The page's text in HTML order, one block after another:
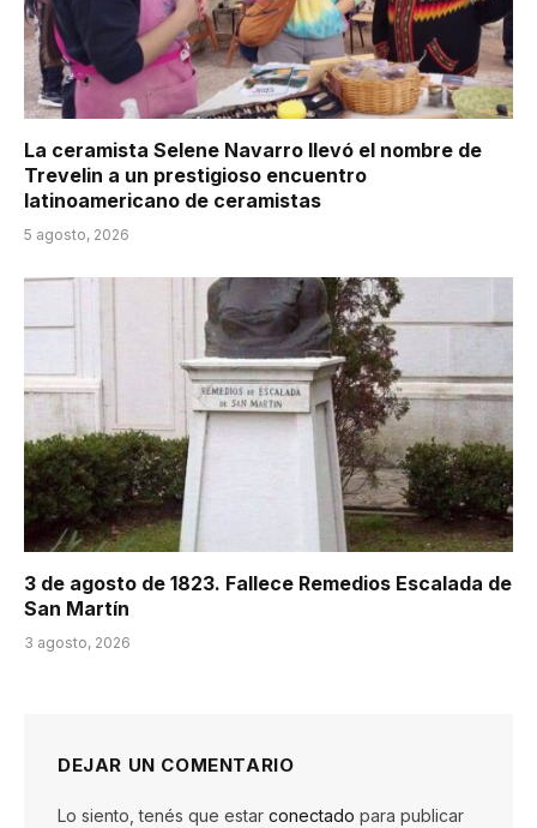
La ceramista Selene Navarro llevó el nombre de
Trevelin a un prestigioso encuentro
latinoamericano de ceramistas
5 agosto, 2026
3 de agosto de 1823. Fallece Remedios Escalada de
San Martín
3 agosto, 2026
DEJAR UN COMENTARIO
Lo siento, tenés que estar conectado para publicar